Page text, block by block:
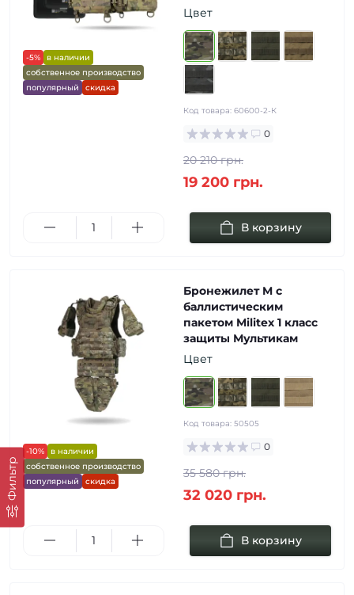
Фильтр
-5%
в наличии
собственное производство
популярный
скидка
Цвет
Код товара: 60600-2-К
0
20 210 грн.
19 200 грн.
В корзину
-10%
в наличии
собственное производство
популярный
скидка
Бронежилет M с
баллистическим
пакетом Militex 1 класс
защиты Мультикам
Цвет
Код товара: 50505
0
35 580 грн.
32 020 грн.
В корзину